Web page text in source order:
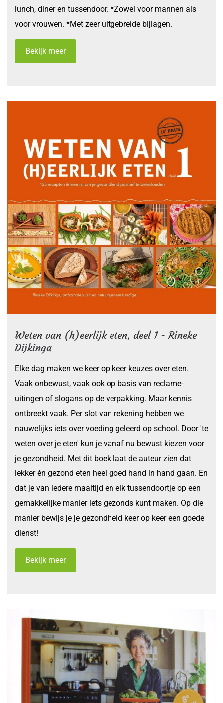
lunch, diner en tussendoor. *Zowel voor mannen als
voor vrouwen. *Met zeer uitgebreide bijlagen.
Bekijk meer
Weten van (h)eerlijk eten, deel 1 - Rineke
Dijkinga
Elke dag maken we keer op keer keuzes over eten.
Vaak onbewust, vaak ook op basis van reclame-
uitingen of slogans op de verpakking. Maar kennis
ontbreekt vaak. Per slot van rekening hebben we
nauwelijks iets over voeding geleerd op school. Door 'te
weten over je eten' kun je vanaf nu bewust kiezen voor
je gezondheid. Met dit boek laat de auteur zien dat
lekker én gezond eten heel goed hand in hand gaan. En
dat je van iedere maaltijd en elk tussendoortje op een
gemakkelijke manier iets gezonds kunt maken. Op die
manier bewijs je je gezondheid keer op keer een goede
dienst!
Bekijk meer